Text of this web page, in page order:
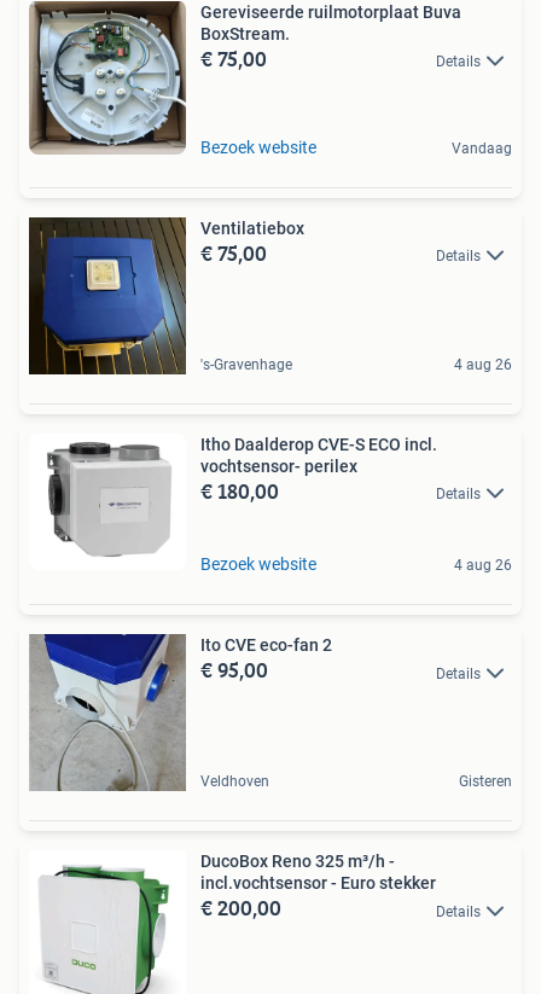
Gereviseerde ruilmotorplaat Buva
BoxStream.
€ 75,00 Details
Bezoek website Vandaag
Ventilatiebox
€ 75,00 Details
's-Gravenhage 4 aug 26
Itho Daalderop CVE-S ECO incl.
vochtsensor- perilex
€ 180,00 Details
Bezoek website 4 aug 26
Ito CVE eco-fan 2
€ 95,00 Details
Veldhoven Gisteren
DucoBox Reno 325 m³/h -
incl.vochtsensor - Euro stekker
€ 200,00 Details